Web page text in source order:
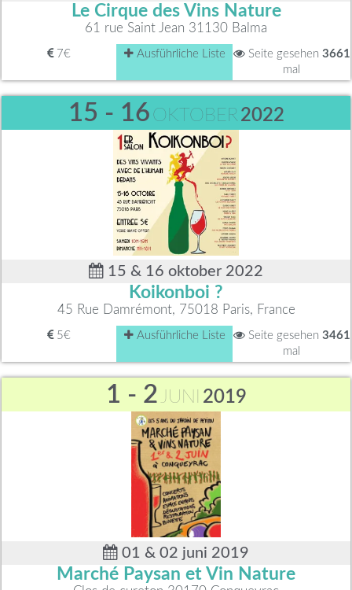
Le Cirque des Vins Nature
61 rue Saint Jean 31130 Balma
7€ Ausführliche Liste Seite gesehen 3661
mal
15 - 16 OKTOBER 2022
15 & 16 oktober 2022
Koikonboi ?
45 Rue Damrémont, 75018 Paris, France
5€ Ausführliche Liste Seite gesehen 3461
mal
1 - 2 JUNI 2019
01 & 02 juni 2019
Marché Paysan et Vin Nature